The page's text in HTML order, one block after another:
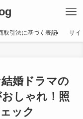
取引法に基づく表記 サイ
結婚ドラマの
しゃれ！照
ック